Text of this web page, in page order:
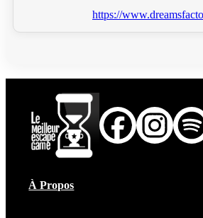
https://
À Propos